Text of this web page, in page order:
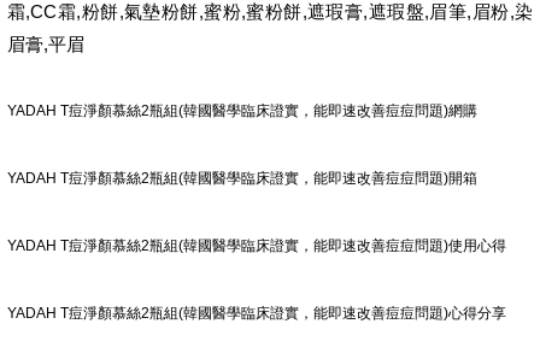
霜,CC霜,粉餅,氣墊粉餅,蜜粉,蜜粉餅,遮瑕膏,遮瑕盤,眉筆,眉粉,染
眉膏,平眉
YADAH T痘淨顏慕絲2瓶組(韓國醫學臨床證實，能即速改善痘痘問題)網購
YADAH T痘淨顏慕絲2瓶組(韓國醫學臨床證實，能即速改善痘痘問題)開箱
YADAH T痘淨顏慕絲2瓶組(韓國醫學臨床證實，能即速改善痘痘問題)使用心得
YADAH T痘淨顏慕絲2瓶組(韓國醫學臨床證實，能即速改善痘痘問題)心得分享